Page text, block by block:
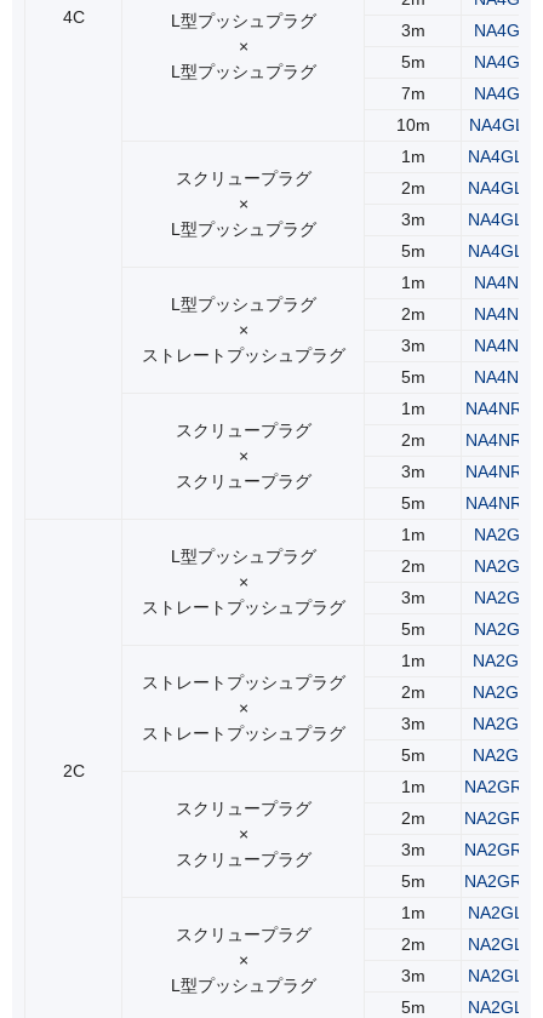
4C
L型プッシュプラグ
×
L型プッシュプラグ
3m
5m
7m
10m
スクリュープラグ
×
L型プッシュプラグ
1m
2m
3m
5m
L型プッシュプラグ
×
ストレートプッシュプラグ
1m
2m
3m
5m
スクリュープラグ
×
スクリュープラグ
1m
2m
3m
5m
2C
L型プッシュプラグ
×
ストレートプッシュプラグ
1m
2m
3m
5m
ストレートプッシュプラグ
×
ストレートプッシュプラグ
1m
2m
3m
5m
スクリュープラグ
×
スクリュープラグ
1m
2m
3m
5m
スクリュープラグ
×
L型プッシュプラグ
1m
2m
3m
5m